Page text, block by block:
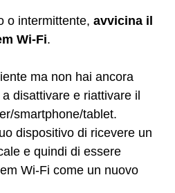
o intermittente, avvicina il
Wi-Fi.
ma non hai ancora
disattivare e riattivare il
smartphone/tablet.
dispositivo di ricevere un
e quindi di essere
Wi-Fi come un nuovo